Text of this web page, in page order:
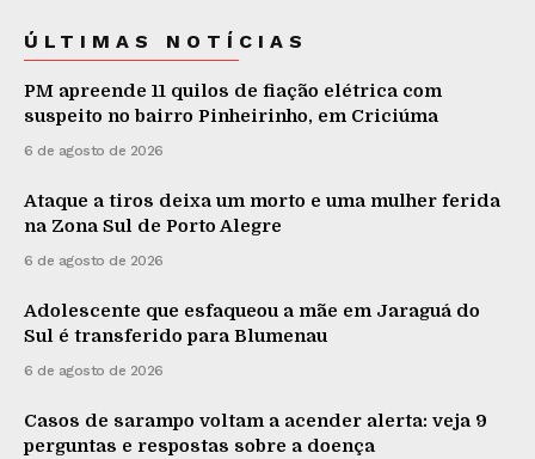
ÚLTIMAS NOTÍCIAS
PM apreende 11 quilos de fiação elétrica com
suspeito no bairro Pinheirinho, em Criciúma
6 de agosto de 2026
Ataque a tiros deixa um morto e uma mulher ferida
na Zona Sul de Porto Alegre
6 de agosto de 2026
Adolescente que esfaqueou a mãe em Jaraguá do
Sul é transferido para Blumenau
6 de agosto de 2026
Casos de sarampo voltam a acender alerta: veja 9
perguntas e respostas sobre a doença